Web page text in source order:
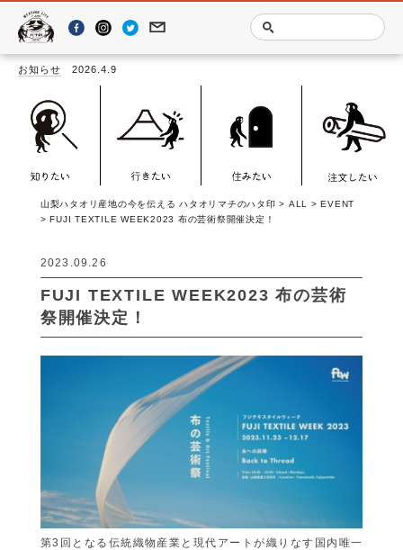
お知らせ 2026.4.9
山梨ハタオリ産地の今を伝える ハタオリマチのハタ印 > ALL >EVENT
>FUJI TEXTILE WEEK2023 布の芸術祭開催決定！
2023.09.26
FUJI TEXTILE WEEK2023 布の芸術
祭開催決定！
第3回となる伝統織物産業と現代アートが織りなす国内唯一